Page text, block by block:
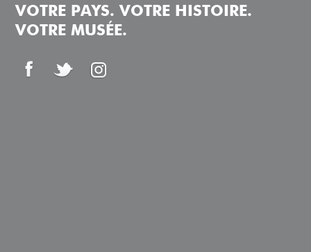
VOTRE PAYS. VOTRE HISTOIRE.
VOTRE MUSÉE.